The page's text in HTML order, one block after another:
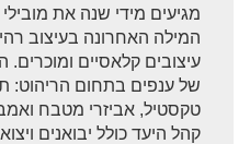
מגיעים מידי שנה את
המילה האחרונה בעיצוב
עיצובים קלאסיים ומוכרים.
של ענפים בתחום הריהוט:
טקסטיל, אביזרי מטבח
קהל היעד כולל יבואנים